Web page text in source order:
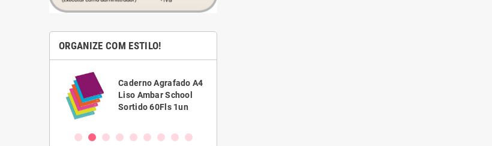
ORGANIZE COM ESTILO!
Caderno Agrafado A4
Liso Ambar School
Sortido 60Fls 1un